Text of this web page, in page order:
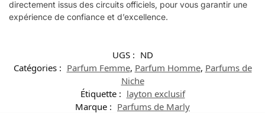
directement issus des circuits officiels, pour vous garantir une
expérience de confiance et d’excellence.
UGS : ND
Catégories : Parfum Femme, Parfum Homme, Parfums de
Niche
Étiquette : layton exclusif
Marque : Parfums de Marly